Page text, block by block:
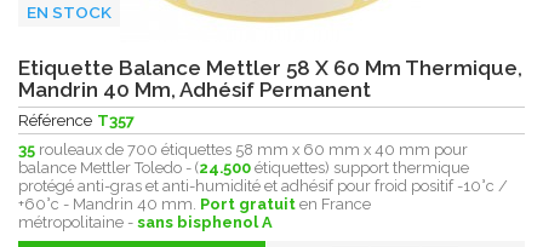
EN STOCK
Etiquette Balance Mettler 58 X 60 Mm Thermique,
Mandrin 40 Mm, Adhésif Permanent
Référence T357
35 rouleaux de 700 étiquettes 58 mm x 60 mm x 40 mm pour
balance Mettler Toledo - (24.500 étiquettes) support thermique
protégé anti-gras et anti-humidité et adhésif pour froid positif -10°c /
+60°c - Mandrin 40 mm. Port gratuit en France
métropolitaine - sans bisphenol A